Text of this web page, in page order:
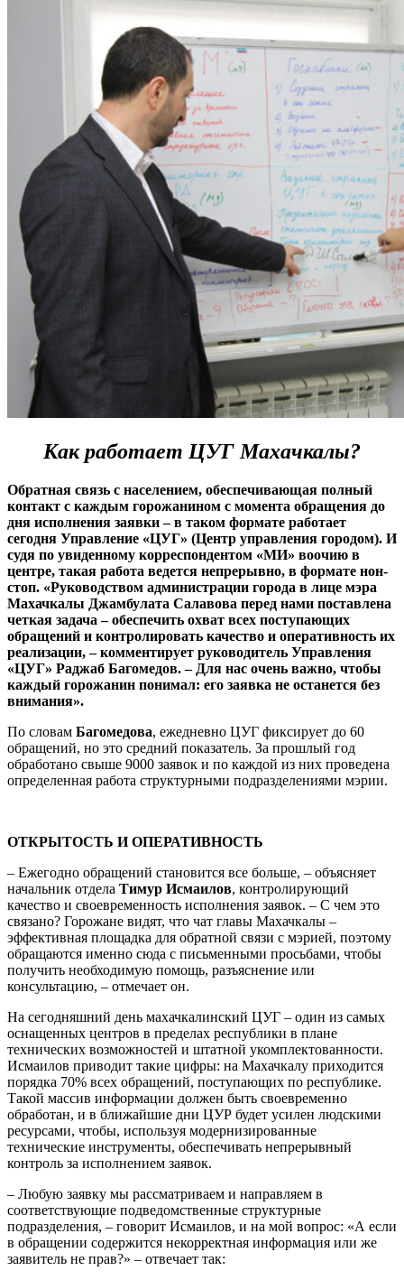
Как работает ЦУГ Махачкалы?
Обратная связь с населением, обеспечивающая полный
контакт с каждым горожанином с момента обращения до
дня исполнения заявки – в таком формате работает
сегодня Управление «ЦУГ» (Центр управления городом). И
судя по увиденному корреспондентом «МИ» воочию в
центре, такая работа ведется непрерывно, в формате нон-
стоп. «Руководством администрации города в лице мэра
Махачкалы Джамбулата Салавова перед нами поставлена
четкая задача – обеспечить охват всех поступающих
обращений и контролировать качество и оперативность их
реализации, – комментирует руководитель Управления
«ЦУГ» Раджаб Багомедов. – Для нас очень важно, чтобы
каждый горожанин понимал: его заявка не останется без
внимания».
По словам Багомедова, ежедневно ЦУГ фиксирует до 60
обращений, но это средний показатель. За прошлый год
обработано свыше 9000 заявок и по каждой из них проведена
определенная работа структурными подразделениями мэрии.
ОТКРЫТОСТЬ И ОПЕРАТИВНОСТЬ
– Ежегодно обращений становится все больше, – объясняет
начальник отдела Тимур Исмаилов, контролирующий
качество и своевременность исполнения заявок. – С чем это
связано? Горожане видят, что чат главы Махачкалы –
эффективная площадка для обратной связи с мэрией, поэтому
обращаются именно сюда с письменными просьбами, чтобы
получить необходимую помощь, разъяснение или
консультацию, – отмечает он.
На сегодняшний день махачкалинский ЦУГ – один из самых
оснащенных центров в пределах республики в плане
технических возможностей и штатной укомплектованности.
Исмаилов приводит такие цифры: на Махачкалу приходится
порядка 70% всех обращений, поступающих по республике.
Такой массив информации должен быть своевременно
обработан, и в ближайшие дни ЦУР будет усилен людскими
ресурсами, чтобы, используя модернизированные
технические инструменты, обеспечивать непрерывный
контроль за исполнением заявок.
– Любую заявку мы рассматриваем и направляем в
соответствующие подведомственные структурные
подразделения, – говорит Исмаилов, и на мой вопрос: «А если
в обращении содержится некорректная информация или же
заявитель не прав?» – отвечает так: